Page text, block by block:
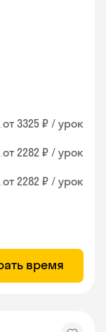
от 3325 ₽ / урок
от 2282 ₽ / урок
от 2282 ₽ / урок
время